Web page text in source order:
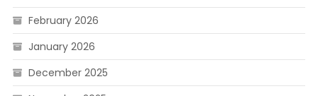
February 2026
January 2026
December 2025